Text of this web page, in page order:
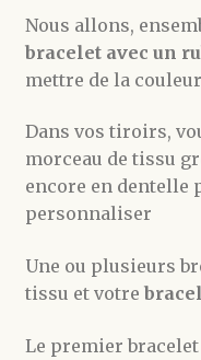
Nous allons,
bracelet avec un
mettre de la
Dans vos tiroirs,
morceau de tissu
encore en dentelle
personnaliser
Une ou plusieurs
tissu et votre
Le premier